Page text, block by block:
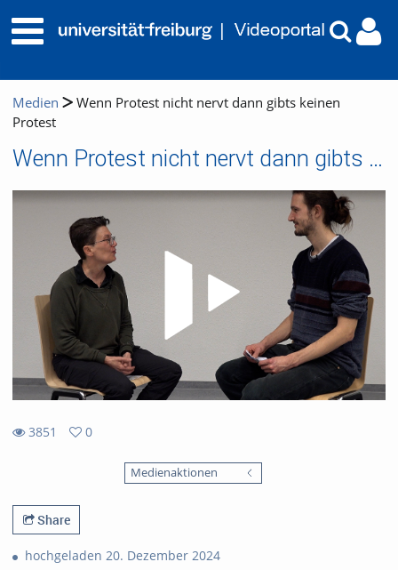
Medien
Wenn Protest nicht nervt dann gibts keinen
Protest
Wenn Protest nicht nervt dann gibts keinen Protest
3851
0
Medienaktionen
Share
hochgeladen 20. Dezember 2024